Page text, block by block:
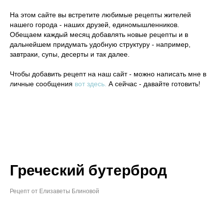
На этом сайте вы встретите любимые рецепты жителей
нашего города - наших друзей, единомышленников.
Обещаем каждый месяц добавлять новые рецепты и в
дальнейшем придумать удобную структуру - например,
завтраки, супы, десерты и так далее.
Чтобы добавить рецепт на наш сайт - можно написать мне в
личные сообщения вот здесь. А сейчас - давайте готовить!
Греческий бутерброд
Рецепт от Елизаветы Блиновой